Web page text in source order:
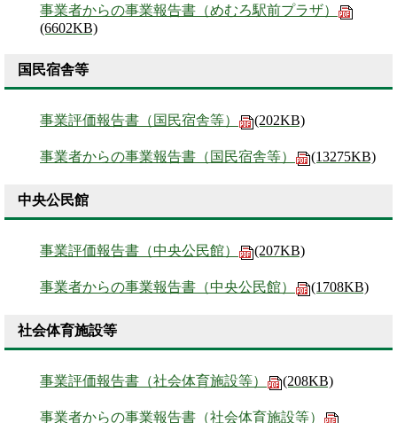
事業者からの事業報告書（めむろ駅前プラザ）
(6602KB)
国民宿舎等
事業評価報告書（国民宿舎等） (202KB)
事業者からの事業報告書（国民宿舎等） (13275KB)
中央公民館
事業評価報告書（中央公民館） (207KB)
事業者からの事業報告書（中央公民館） (1708KB)
社会体育施設等
事業評価報告書（社会体育施設等） (208KB)
事業者からの事業報告書（社会体育施設等）